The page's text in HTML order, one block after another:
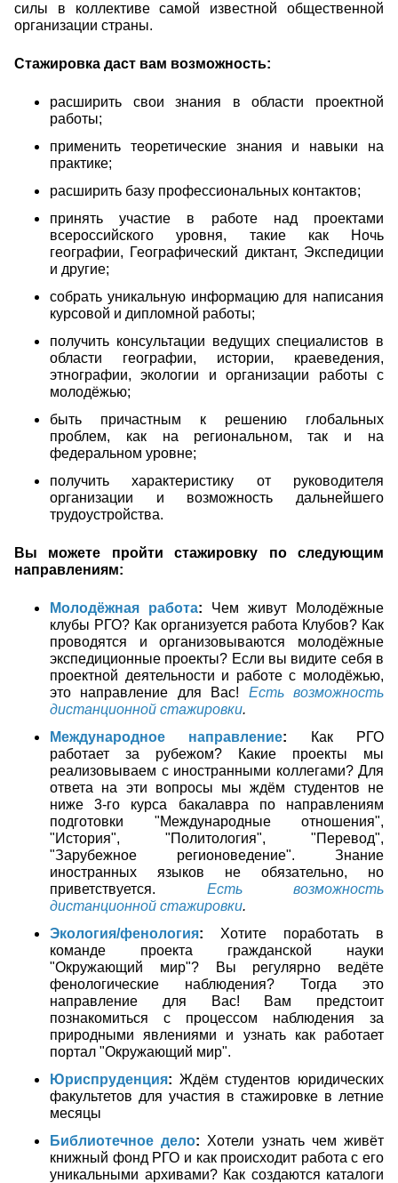
силы в коллективе самой известной общественной
организации страны.
Стажировка даст вам возможность:
расширить свои знания в области проектной
работы;
применить теоретические знания и навыки на
практике;
расширить базу профессиональных контактов;
принять участие в работе над проектами
всероссийского уровня, такие как Ночь
географии, Географический диктант, Экспедиции
и другие;
собрать уникальную информацию для написания
курсовой и дипломной работы;
получить консультации ведущих специалистов в
области географии, истории, краеведения,
этнографии, экологии и организации работы с
молодёжью;
быть причастным к решению глобальных
проблем, как на региональном, так и на
федеральном уровне;
получить характеристику от руководителя
организации и возможность дальнейшего
трудоустройства.
Вы можете пройти стажировку по следующим
направлениям:
Молодёжная работа: Чем живут Молодёжные
клубы РГО? Как организуется работа Клубов? Как
проводятся и организовываются молодёжные
экспедиционные проекты? Если вы видите себя в
проектной деятельности и работе с молодёжью,
это направление для Вас! Есть возможность
дистанционной стажировки.
Международное направление:
Как РГО
работает за рубежом? Какие проекты мы
реализовываем с иностранными коллегами? Для
ответа на эти вопросы мы ждём студентов не
ниже 3-го курса бакалавра по направлениям
подготовки "Международные отношения",
"История", "Политология", "Перевод",
"Зарубежное регионоведение". Знание
иностранных языков не обязательно, но
приветствуется. Есть возможность
дистанционной стажировки.
Экология/фенология: Хотите поработать в
команде проекта гражданской науки
"Окружающий мир"? Вы регулярно ведёте
фенологические наблюдения? Тогда это
направление для Вас! Вам предстоит
познакомиться с процессом наблюдения за
природными явлениями и узнать как работает
портал "Окружающий мир".
Юриспруденция: Ждём студентов юридических
факультетов для участия в стажировке в летние
месяцы
Библиотечное дело: Хотели узнать чем живёт
книжный фонд РГО и как происходит работа с его
уникальными архивами? Как создаются каталоги